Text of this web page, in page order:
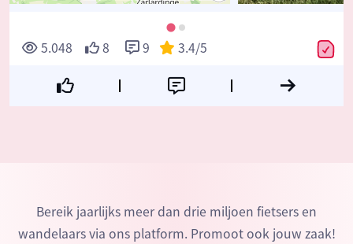
5.048 8 9 3.4/5
Bereik jaarlijks meer dan drie miljoen fietsers en
wandelaars via ons platform. Promoot ook jouw zaak!